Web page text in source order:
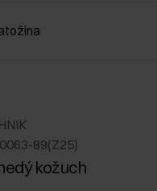
89(Z25)
kožuch